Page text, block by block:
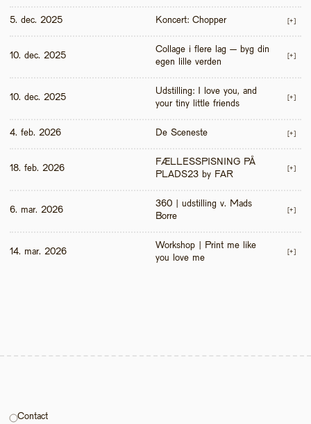
5. dec. 2025 Koncert: Chopper [+]
10. dec. 2025
Collage i flere lag – byg din
egen lille verden
[+]
10. dec. 2025
Udstilling: I love you, and
your tiny little friends
[+]
4. feb. 2026 De Sceneste [+]
18. feb. 2026
FÆLLESSPISNING PÅ
PLADS23 by FAR
[+]
6. mar. 2026
360 | udstilling v. Mads
Borre
[+]
14. mar. 2026
Workshop | Print me like
you love me
[+]
Contact